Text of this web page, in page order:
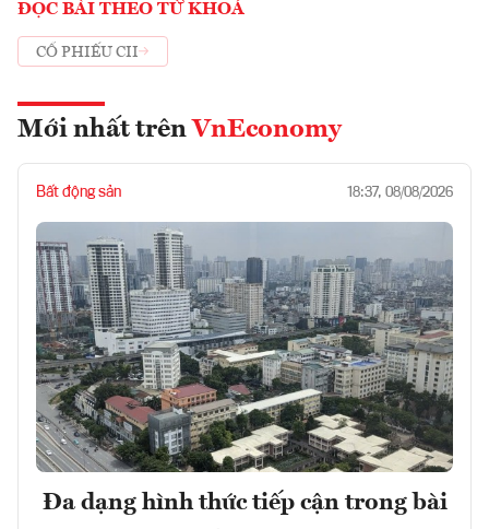
ĐỌC BÀI THEO TỪ KHOÁ
CỔ PHIẾU CII
Mới nhất trên VnEconomy
Bất động sản 18:37, 08/08/2026
Đa dạng hình thức tiếp cận trong bài